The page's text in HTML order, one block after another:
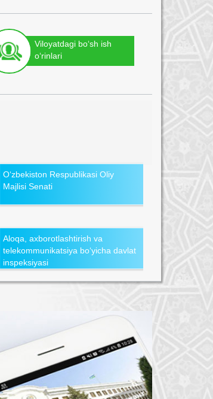
Viloyatdagi bo‘sh ish
o‘rinlari
O‘zbekiston Respublikasi Oliy
Majlisi Senati
Aloqa, axborotlashtirish va
telekommunikatsiya bo‘yicha davlat
inspeksiyasi